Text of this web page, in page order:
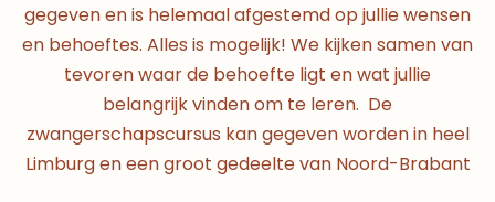
gegeven en is helemaal afgestemd op jullie wensen
en behoeftes. Alles is mogelijk! We kijken samen van
tevoren waar de behoefte ligt en wat jullie
belangrijk vinden om te leren. De
zwangerschapscursus kan gegeven worden in heel
Limburg en een groot gedeelte van Noord-Brabant